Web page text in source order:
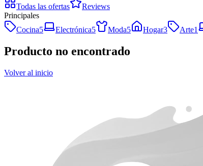
Todas las ofertas
Reviews
Principales
Cocina5 Electrónica5 Moda5 Hogar3 Arte1
Producto no encontrado
Volver al inicio